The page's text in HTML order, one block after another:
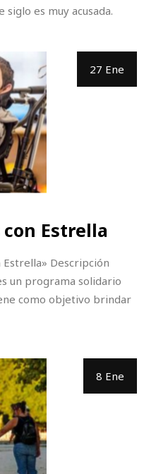
es muy acusada.
27 Ene
Estrella
Estrella» Descripción
un programa solidario
como objetivo brindar
8 Ene